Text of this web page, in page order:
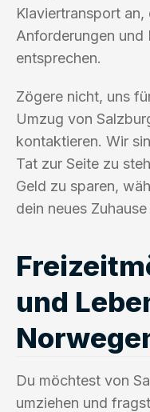
Klaviertransport
Anforderungen und
entsprechen.
Zögere nicht, uns
Umzug von
kontaktieren. Wir
Tat zur Seite zu
Geld zu sparen,
dein neues
und
Du möchtest von
umziehen und